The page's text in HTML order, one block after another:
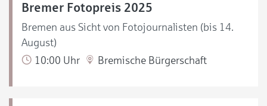
Bremer Fotopreis 2025
Bremen aus Sicht von Fotojournalisten (bis 14.
August)
10:00 Uhr
Bremische Bürgerschaft